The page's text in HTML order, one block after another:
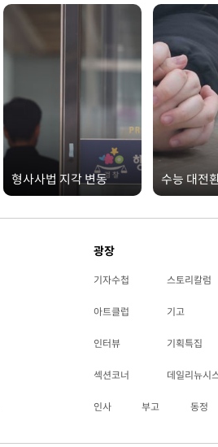
형사사법 지각 변동 수능 대전
광장
기자수첩 스토리칼럼
아트클럽 기고
인터뷰 기획특집
섹션코너 데일리뉴시
인사 부고 동정